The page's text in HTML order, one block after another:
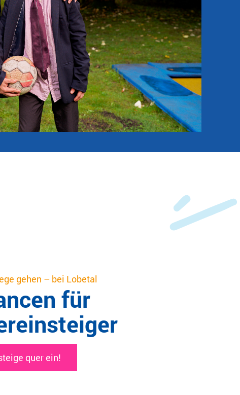
gehen – bei Lobetal
für
quer ein!